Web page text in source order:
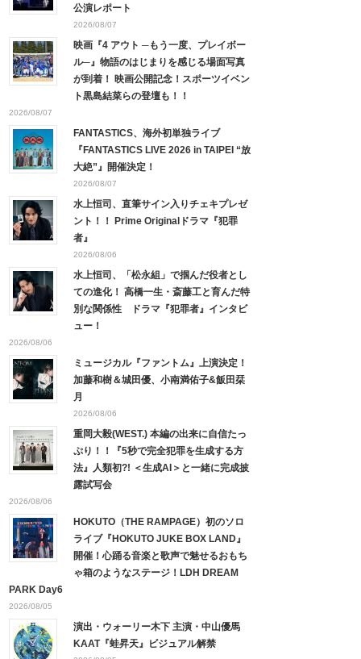
公演レポート
2026/08/07
映画『4 アウト ─もう一度、プレイボー
ル─』物語のはじまりを感じる場面写真
が到着！ 映画公開記念！スポーツイベン
ト黒島結菜らの登壇も！！
2026/08/07
FANTASTICS、海外初単独ライブ
『FANTASTICS LIVE 2026 in TAIPEI “放
大絶”』開催決定！
2026/08/07
水上恒司、直筆サイン入りチェキプレゼ
ント！！ Prime Originalドラマ『犯罪
者』
2026/08/06
水上恒司、「松永組」で掴んだ役者とし
ての進化！ 高橋一生・斎藤工と育んだ特
別な関係性 ドラマ『犯罪者』インタビ
ュー！
2026/08/06
ミュージカル『ファントム』上演決定！
加藤和樹＆城田優、小南満佑子&飯田栞
月
2026/08/06
重岡大毅(WEST.) 本編の出来に自信たっ
ぷり！！『5秒で完全犯罪を生成する方
法』人類初?! ＜生成AI＞と一緒に完成披
露試写会
2026/08/06
HOKUTO（THE RAMPAGE）初のソロ
ライブ『HOKUTO JUKE BOX LAND』
開催！心踊る音楽と歌声で魅せるおもち
ゃ箱のようなステージ！LDH DREAM
PARK Day6
2026/08/05
演出・ウォーリー木下 主演・中山優馬
KAAT『蛙昇天』ビジュアル解禁